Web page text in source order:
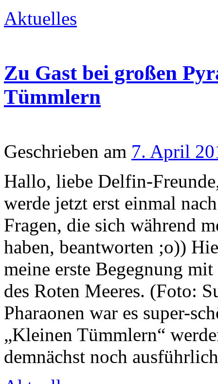
Aktuelles
Zu Gast bei großen
Tümmlern
Geschrieben am 7. April
Hallo, liebe Delfin-
werde jetzt erst einmal
Fragen, die sich während
haben, beantworten ;o))
meine erste Begegnung
des Roten Meeres. (Foto:
Pharaonen war es super-
„Kleinen Tümmlern“
demnächst noch